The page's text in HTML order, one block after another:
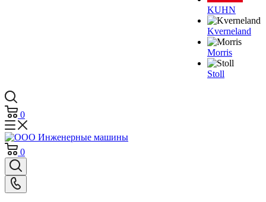
KUHN
Kverneland
Morris
Stoll
0
0